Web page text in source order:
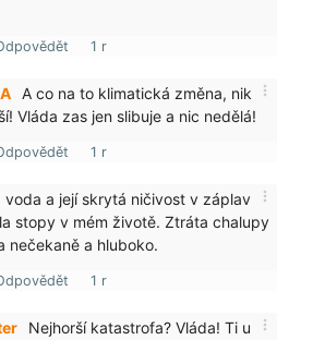
1 r
more_vert
A co na to klimatická změna, nik
Vláda zas jen slibuje a nic nedělá!
1 r
more_vert
voda a její skrytá ničivost v záplav
stopy v mém životě. Ztráta chalupy
nečekaně a hluboko.
1 r
more_vert
Nejhorší katastrofa? Vláda! Ti u